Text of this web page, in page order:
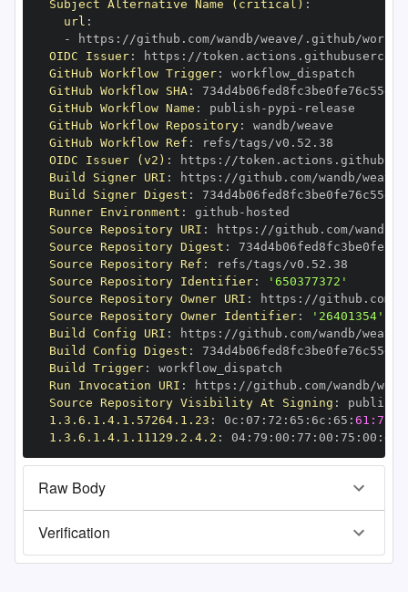
Subject Alternative Name (critical) :
url :
-
https :
OIDC Issuer: https :
GitHub Workflow Trigger:
GitHub Workflow SHA:
GitHub Workflow Name : publish - pypi -
GitHub Workflow Repository:
GitHub Workflow Ref :
OIDC Issuer (v2) : https :
Build Signer URI : https :
Build Signer Digest :
Runner Environment : github -
Source Repository URI : https :
Source Repository Digest :
Source Repository Ref :
Source Repository Identifier:
'650377372'
Source Repository Owner URI : https :
Source Repository Owner Identifier:
'26401354'
Build Config URI : https :
Build Config Digest :
Build Trigger:
Run Invocation URI : https :
Source Repository Visibility At Signing :
1.3.6.1.4.1.57264.1.23 : 0c : 07 : 72 : 65 : 6c : 65 :
1.3.6.1.4.1.11129.2.4.2 : 04: 79 : 00 : 77 : 00 : 75 : 00 : dd
Raw Body
Verification